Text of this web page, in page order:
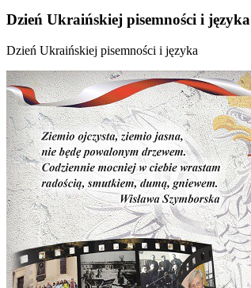
Dzień Ukraińskiej pisemności i języka
Dzień Ukraińskiej pisemności i języka